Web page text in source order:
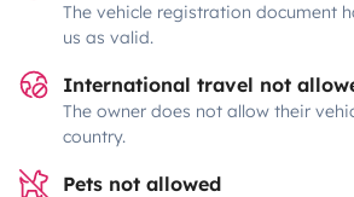
The vehicle registration document
us as valid.
International travel not
The owner does not allow their
country.
Pets not allowed